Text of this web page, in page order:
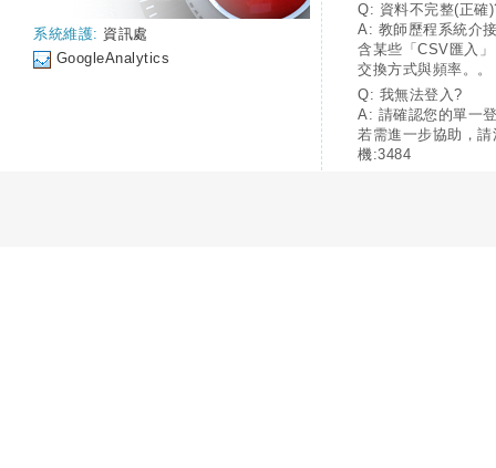
系統維護: 資訊處
GoogleAnalytics
Q: 資料不完整(正確
A: 教師歷程系統介
含某些「CSV匯入
交換方式與頻率。。
Q: 我無法登入?
A: 請確認您的單一
若需進一步協助，
機:3484